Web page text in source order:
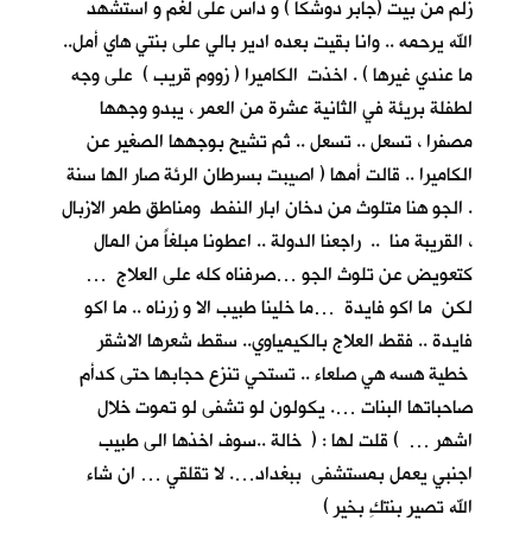
زلم من بيت (جابر دوشكا ) و داس على لغم و استشهد
الله يرحمه .. وانا بقيت بعده ادير بالي على بنتي هاي أمل..
ما عندي غيرها ) . اخذت الكاميرا ( زووم قريب ) على وجه
لطفلة بريئة في الثانية عشرة من العمر ، يبدو وجهها
مصفرا ، تسعل .. تسعل .. ثم تشيح بوجهها الصغير عن
الكاميرا .. قالت أمها ( اصيبت بسرطان الرئة صار الها سنة
. الجو هنا متلوث من دخان ابار النفط ومناطق طمر الازبال
، القريبة منا .. راجعنا الدولة .. اعطونا مبلغاً من المال
كتعويض عن تلوث الجو …صرفناه كله على العلاج …
لكن ما اكو فايدة …ما خلينا طبيب الا و زرناه .. ما اكو
فايدة .. فقط العلاج بالكيمياوي.. سقط شعرها الاشقر
خطية هسه هي صلعاء .. تستحي تنزع حجابها حتى كدأم
صاحباتها البنات …. يكولون لو تشفى لو تموت خلال
اشهر … ) قلت لها : ( خالة ..سوف اخذها الى طبيب
اجنبي يعمل بمستشفى ببغداد…. لا تقلقي … ان شاء
الله تصير بنتكِ بخير )